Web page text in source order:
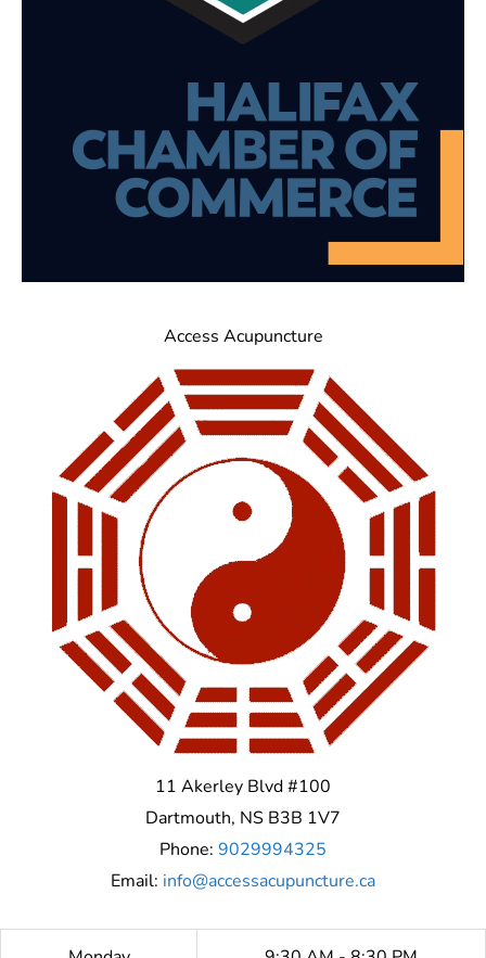
Access Acupuncture
11 Akerley Blvd #100
Dartmouth, NS B3B 1V7
Phone: 9029994325
Email: info@accessacupuncture.ca